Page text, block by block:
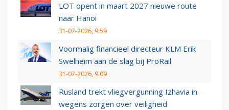
LOT opent in maart 2027 nieuwe route
naar Hanoi
31-07-2026, 9:59
Voormalig financieel directeur KLM Erik
Swelheim aan de slag bij ProRail
31-07-2026, 9:09
Rusland trekt vliegvergunning Izhavia in
wegens zorgen over veiligheid